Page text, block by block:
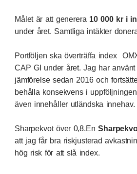
Målet är att generera 10 000 kr i
under året. Samtliga intäkter
Portföljen ska överträffa index
CAP GI under året. Jag har
jämförelse sedan 2016 och
behålla konsekvens i
även innehåller utländska innehav.
Sharpekvotöver 0,8.En
att jag får bra riskjusterad
hög risk för att slå index.